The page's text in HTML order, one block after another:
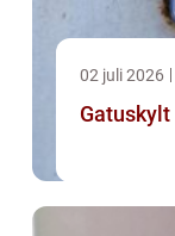
02 juli 2026